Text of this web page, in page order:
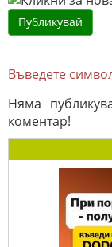
Въведете
Няма
коментар!